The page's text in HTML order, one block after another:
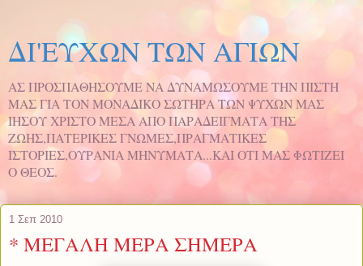
ΔΙ'ΕΥΧΩΝ ΤΩΝ ΑΓΙΩΝ
ΑΣ ΠΡΟΣΠΑΘΗΣΟΥΜΕ ΝΑ ΔΥΝΑΜΩΣΟΥΜΕ ΤΗΝ ΠΙΣΤΗ
ΜΑΣ ΓΙΑ ΤΟΝ ΜΟΝΑΔΙΚΟ ΣΩΤΗΡΑ TΩΝ ΨΥΧΩΝ ΜΑΣ
ΙΗΣΟΥ ΧΡΙΣΤΟ ΜΕΣΑ ΑΠΟ ΠΑΡΑΔΕΙΓΜΑΤΑ ΤΗΣ
ΖΩΗΣ,ΠΑΤΕΡΙΚΕΣ ΓΝΩΜΕΣ,ΠΡΑΓΜΑΤΙΚΕΣ
ΙΣΤΟΡΙΕΣ,ΟΥΡΑΝΙΑ ΜΗΝΥΜΑΤΑ...ΚΑΙ ΟΤΙ ΜΑΣ ΦΩΤΙΖΕΙ
Ο ΘΕΟΣ.
1 Σεπ 2010
* ΜΕΓΑΛΗ ΜΕΡΑ ΣΗΜΕΡΑ